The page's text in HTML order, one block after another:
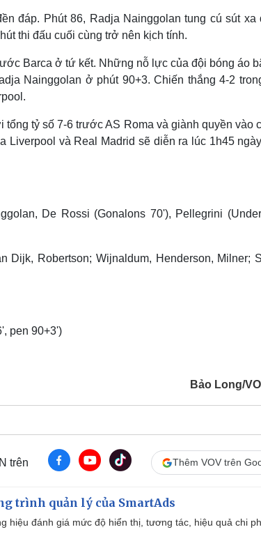
đáp. Phút 86, Radja Nainggolan tung cú sút xa
thi đấu cuối cùng trở nên kịch tính.
Barca ở tứ kết. Những nỗ lực của đội bóng áo
Nainggolan ở phút 90+3. Chiến thắng 4-2
tỷ số 7-6 trước AS Roma và giành quyền vào
Liverpool và Real Madrid sẽ diễn ra lúc 1h45
De Rossi (Gonalons 70'), Pellegrini
Dijk, Robertson; Wijnaldum, Henderson, Milner;
pen 90+3')
Bảo Long/
trên Thêm VOV trên
trình quản lý của SmartAds
hiệu đánh giá mức độ hiển thị, tương tác, hiệu quả chi